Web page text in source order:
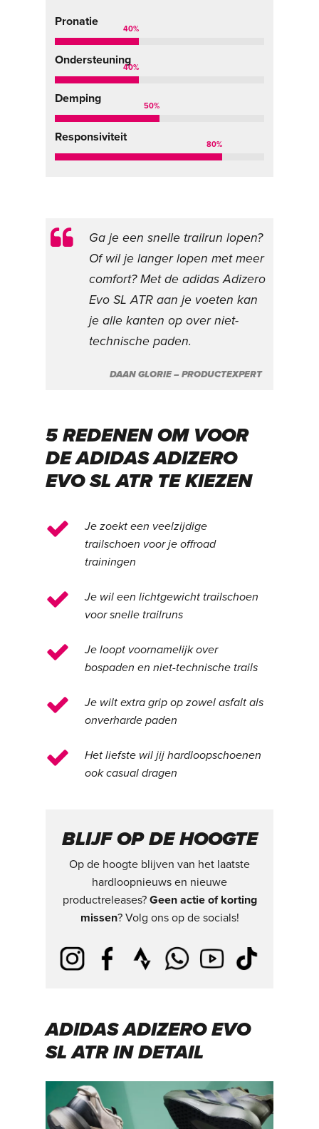
Pronatie
40%
Ondersteuning
40%
Demping
50%
Responsiviteit
80%
Ga je een snelle trailrun lopen?
Of wil je langer lopen met meer
comfort? Met de adidas Adizero
Evo SL ATR aan je voeten kan
je alle kanten op over niet-
technische paden.
DAAN GLORIE – PRODUCTEXPERT
5 REDENEN OM VOOR
DE ADIDAS ADIZERO
EVO SL ATR TE KIEZEN
Je zoekt een veelzijdige
trailschoen voor je offroad
trainingen
Je wil een lichtgewicht trailschoen
voor snelle trailruns
Je loopt voornamelijk over
bospaden en niet-technische trails
Je wilt extra grip op zowel asfalt als
onverharde paden
Het liefste wil jij hardloopschoenen
ook casual dragen
BLIJF OP DE HOOGTE
Op de hoogte blijven van het laatste
hardloopnieuws en nieuwe
productreleases? Geen actie of korting
missen? Volg ons op de socials!
ADIDAS ADIZERO EVO
SL ATR IN DETAIL